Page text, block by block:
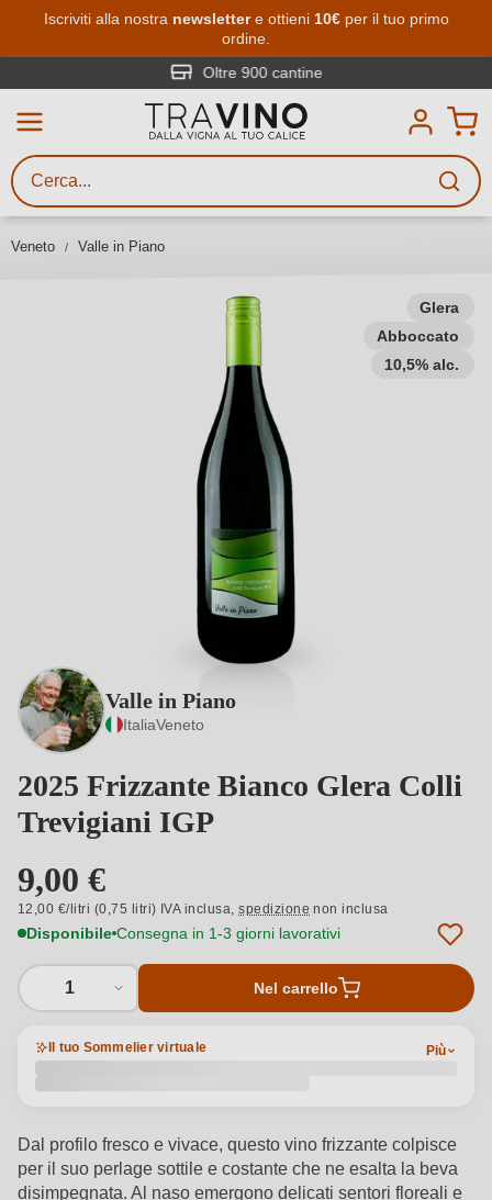
Passa al contenuto principale
Iscriviti alla nostra newslettere ottieni 10€per il tuo primo
ordine.
Oltre 900 cantine
Veneto Valle in Piano
Glera
Abboccato
10,5% alc.
Valle in Piano
ItaliaVeneto
2025 Frizzante Bianco Glera Colli
Trevigiani IGP
9,00 €
12,00 €/litri (0,75 litri) IVA inclusa,spedizione non inclusa
Disponibile Consegna in 1-3 giorni lavorativi
1 Nel carrello
Il tuo Sommelier virtuale Più
Dal profilo fresco e vivace, questo vino frizzante colpisce
per il suo perlage sottile e costante che ne esalta la beva
disimpegnata. Al naso emergono delicati sentori floreali e
Ricerca vini
Inserisci almeno 3 caratteri
gusto, occasione, nome del vino,
vitigno, regione, cantina o altri